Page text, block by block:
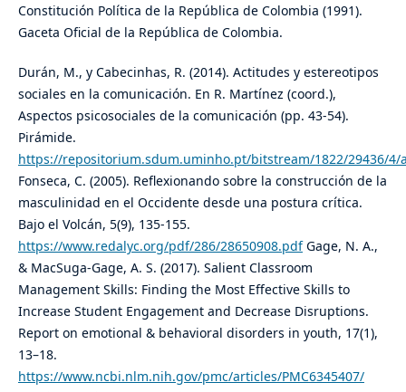
Constitución Política de la República de Colombia (1991).
Gaceta Oficial de la República de Colombia.
Durán, M., y Cabecinhas, R. (2014). Actitudes y estereotipos
sociales en la comunicación. En R. Martínez (coord.),
Aspectos psicosociales de la comunicación (pp. 43-54).
Pirámide.
https://repositorium.sdum.uminho.pt/bitstream/1822/29436/4/
Fonseca, C. (2005). Reflexionando sobre la construcción de la
masculinidad en el Occidente desde una postura crítica.
Bajo el Volcán, 5(9), 135-155.
https://www.redalyc.org/pdf/286/28650908.pdfGage, N. A.,
& MacSuga-Gage, A. S. (2017). Salient Classroom
Management Skills: Finding the Most Effective Skills to
Increase Student Engagement and Decrease Disruptions.
Report on emotional & behavioral disorders in youth, 17(1),
13–18.
https://www.ncbi.nlm.nih.gov/pmc/articles/PMC6345407/